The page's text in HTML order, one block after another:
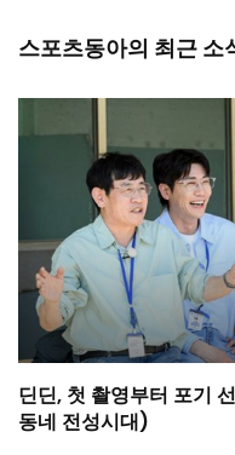
스포츠동아의 최근 소
딘딘, 첫 촬영부터 포기
동네 전성시대)